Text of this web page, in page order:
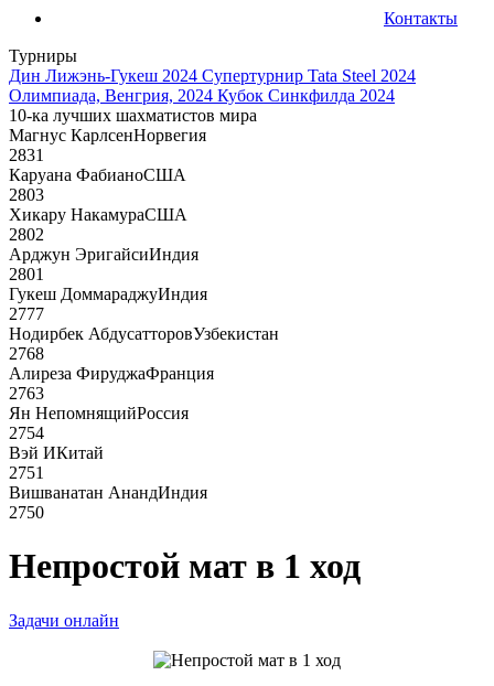
Контакты
Турниры
Дин Лижэнь-Гукеш 2024 Супертурнир Tata Steel 2024
Олимпиада, Венгрия, 2024 Кубок Синкфилда 2024
10-ка лучших шахматистов мира
Магнус КарлсенНорвегия
2831
Каруана ФабианоСША
2803
Хикару НакамураСША
2802
Арджун ЭригайсиИндия
2801
Гукеш ДоммараджуИндия
2777
Нодирбек АбдусатторовУзбекистан
2768
Алиреза ФируджаФранция
2763
Ян НепомнящийРоссия
2754
Вэй ИКитай
2751
Вишванатан АнандИндия
2750
Непростой мат в 1 ход
Задачи онлайн